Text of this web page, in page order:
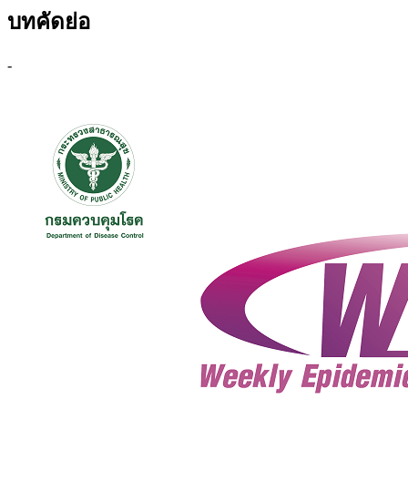
บทคัดย่อ
-